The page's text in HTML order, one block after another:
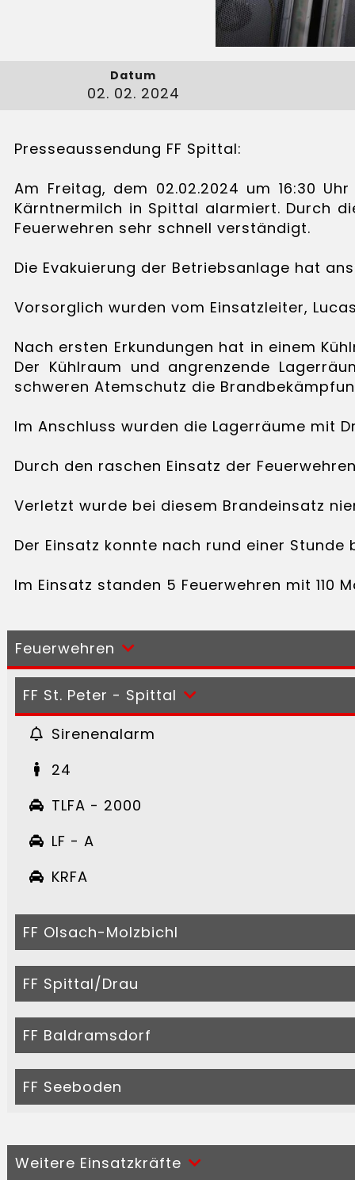
Datum
02. 02. 2024
Presseaussendung FF Spittal:
Am Freitag, dem 02.02.2024 um 16:30
Kärntnermilch in Spittal alarmiert. Durch
Feuerwehren sehr schnell verständigt.
Die Evakuierung der Betriebsanlage hat
Vorsorglich wurden vom Einsatzleiter,
Nach ersten Erkundungen hat in einem
Der Kühlraum und angrenzende
schweren Atemschutz die
Im Anschluss wurden die Lagerräume mit
Durch den raschen Einsatz der
Verletzt wurde bei diesem Brandeinsatz
Der Einsatz konnte nach rund einer Stunde
Im Einsatz standen 5 Feuerwehren mit 110
Feuerwehren
FF St. Peter - Spittal
Sirenenalarm
24
TLFA - 2000
LF - A
KRFA
FF Olsach-Molzbichl
FF Spittal/Drau
FF Baldramsdorf
FF Seeboden
Weitere Einsatzkräfte